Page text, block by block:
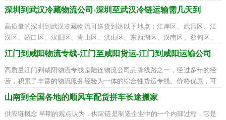
货车装货周边联系，全国联营打造一流
深圳到武汉冷藏物流公司-深圳至武汉冷链运输需几天到
高质量的深圳到武汉冷藏物流可送货到达以下地点：江岸区、武昌区、江
汉区、硚口区、汉阳区、青山区、洪山区、东西湖区、汉南区、蔡甸区、
江夏区、黄陂区、新洲区、仙桃市、天
江门到咸阳物流专线-江门至咸阳货运-江门到咸阳运输公司
高质量江门到咸阳物流专线是陆连物流公司品牌线路之一，经过多年的经
营，积累了丰富的物流服务经验为一体的综合性货运专线。价格优惠，可
配送到以下地区：秦都区、杨陵区、渭
山南到全国各地的顺风车配货拼车长途搬家
供应链概念 早期的观点认为，供应链是制造企业中的一个内部过程，它是